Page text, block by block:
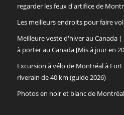
regarder les feux d'artifice de
Les meilleurs endroits pour faire
Meilleure veste d'hiver au Canada
à porter au Canada [Mis à jour en
Excursion à vélo de Montréal à
riverain de 40 km (guide 2026)
Photos en noir et blanc de